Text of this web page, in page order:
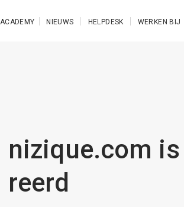
ACADEMY NIEUWS HELPDESK WERKEN BIJ
nizique.com
reerd